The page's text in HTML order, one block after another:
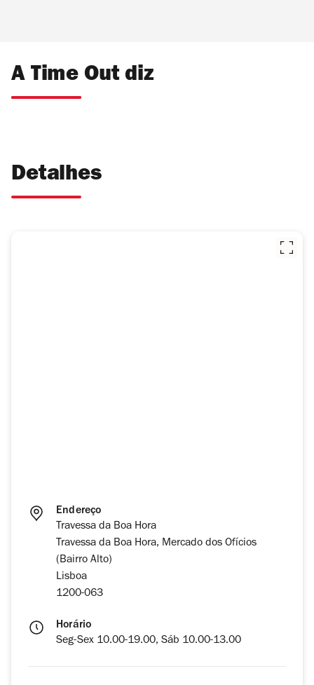
A Time Out diz
Detalhes
Endereço
Travessa da Boa Hora
Travessa da Boa Hora, Mercado dos Ofícios
(Bairro Alto)
Lisboa
1200-063
Horário
Seg-Sex 10.00-19.00, Sáb 10.00-13.00